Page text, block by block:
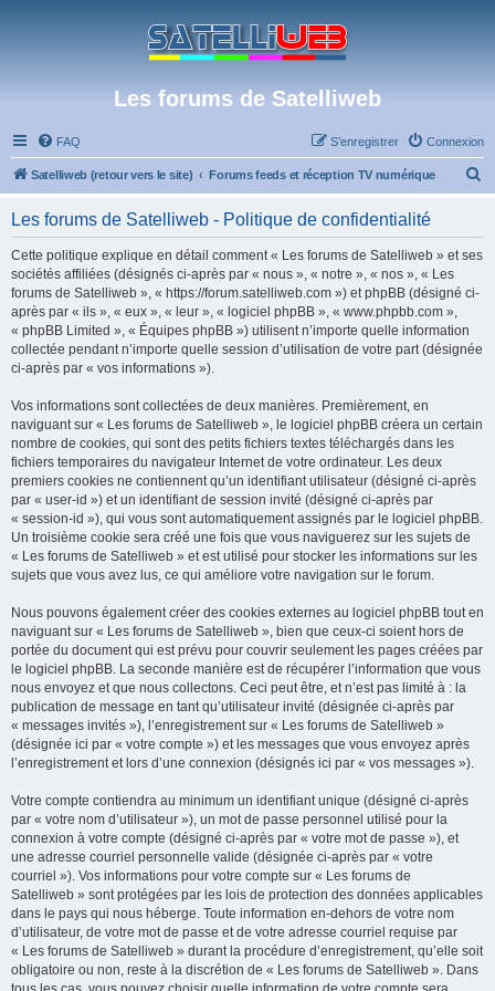
Les forums de Satelliweb
FAQ Connexion
S’enregistrer
Satelliweb (retour vers le site) Forums feeds et réception TV numérique
Les forums de Satelliweb - Politique de confidentialité
Cette politique explique en détail comment « Les forums de Satelliweb » et ses
sociétés affiliées (désignés ci-après par « nous », « notre », « nos », « Les
forums de Satelliweb », « https://forum.satelliweb.com ») et phpBB (désigné ci-
après par « ils », « eux », « leur », « logiciel phpBB », « www.phpbb.com »,
« phpBB Limited », « Équipes phpBB ») utilisent n’importe quelle information
collectée pendant n’importe quelle session d’utilisation de votre part (désignée
ci-après par « vos informations »).
Vos informations sont collectées de deux manières. Premièrement, en
naviguant sur « Les forums de Satelliweb », le logiciel phpBB créera un certain
nombre de cookies, qui sont des petits fichiers textes téléchargés dans les
fichiers temporaires du navigateur Internet de votre ordinateur. Les deux
premiers cookies ne contiennent qu’un identifiant utilisateur (désigné ci-après
par « user-id ») et un identifiant de session invité (désigné ci-après par
« session-id »), qui vous sont automatiquement assignés par le logiciel phpBB.
Un troisième cookie sera créé une fois que vous naviguerez sur les sujets de
« Les forums de Satelliweb » et est utilisé pour stocker les informations sur les
sujets que vous avez lus, ce qui améliore votre navigation sur le forum.
Nous pouvons également créer des cookies externes au logiciel phpBB tout en
naviguant sur « Les forums de Satelliweb », bien que ceux-ci soient hors de
portée du document qui est prévu pour couvrir seulement les pages créées par
le logiciel phpBB. La seconde manière est de récupérer l’information que vous
nous envoyez et que nous collectons. Ceci peut être, et n’est pas limité à : la
publication de message en tant qu’utilisateur invité (désignée ci-après par
« messages invités »), l’enregistrement sur « Les forums de Satelliweb »
(désignée ici par « votre compte ») et les messages que vous envoyez après
l’enregistrement et lors d’une connexion (désignés ici par « vos messages »).
Votre compte contiendra au minimum un identifiant unique (désigné ci-après
par « votre nom d’utilisateur »), un mot de passe personnel utilisé pour la
connexion à votre compte (désigné ci-après par « votre mot de passe »), et
une adresse courriel personnelle valide (désignée ci-après par « votre
courriel »). Vos informations pour votre compte sur « Les forums de
Satelliweb » sont protégées par les lois de protection des données applicables
dans le pays qui nous héberge. Toute information en-dehors de votre nom
d’utilisateur, de votre mot de passe et de votre adresse courriel requise par
« Les forums de Satelliweb » durant la procédure d’enregistrement, qu’elle soit
obligatoire ou non, reste à la discrétion de « Les forums de Satelliweb ». Dans